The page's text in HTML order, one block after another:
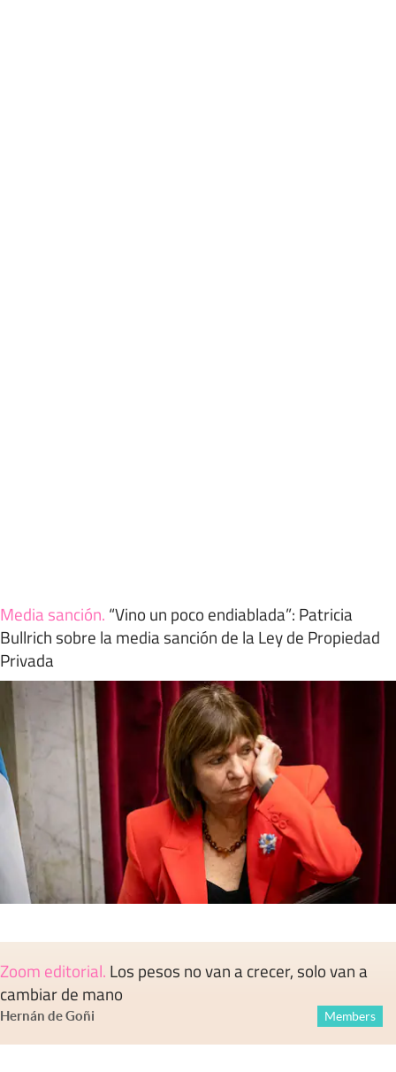
Media sanción. “Vino un poco endiablada”: Patricia
Bullrich sobre la media sanción de la Ley de Propiedad
Privada
Zoom editorial. Los pesos no van a crecer, solo van a
cambiar de mano
Hernán de Goñi Members